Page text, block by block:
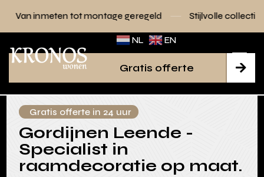
tot montage geregeld Stijlvolle collecties voor elk
NL EN

Gratis offerte
Gratis offerte in 24 uur
Gordijnen Leende -
Specialist in
raamdecoratie op maat.